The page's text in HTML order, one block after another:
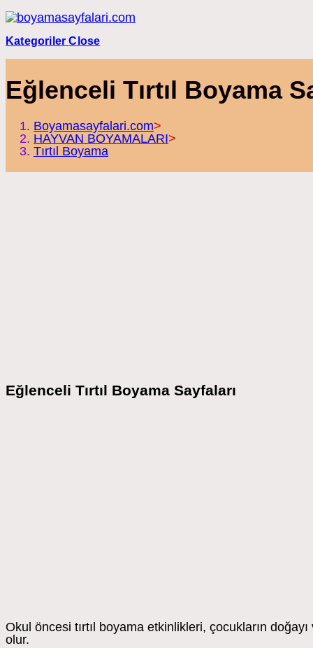
Skip
to
content
Kategoriler Close
Eğlenceli Tırtıl Boyama
Boyamasayfalari.com>
HAYVAN BOYAMALARI>
Tırtıl Boyama
Eğlenceli Tırtıl Boyama Sayfaları
Okul öncesi tırtıl boyama etkinlikleri, çocukların
olur.